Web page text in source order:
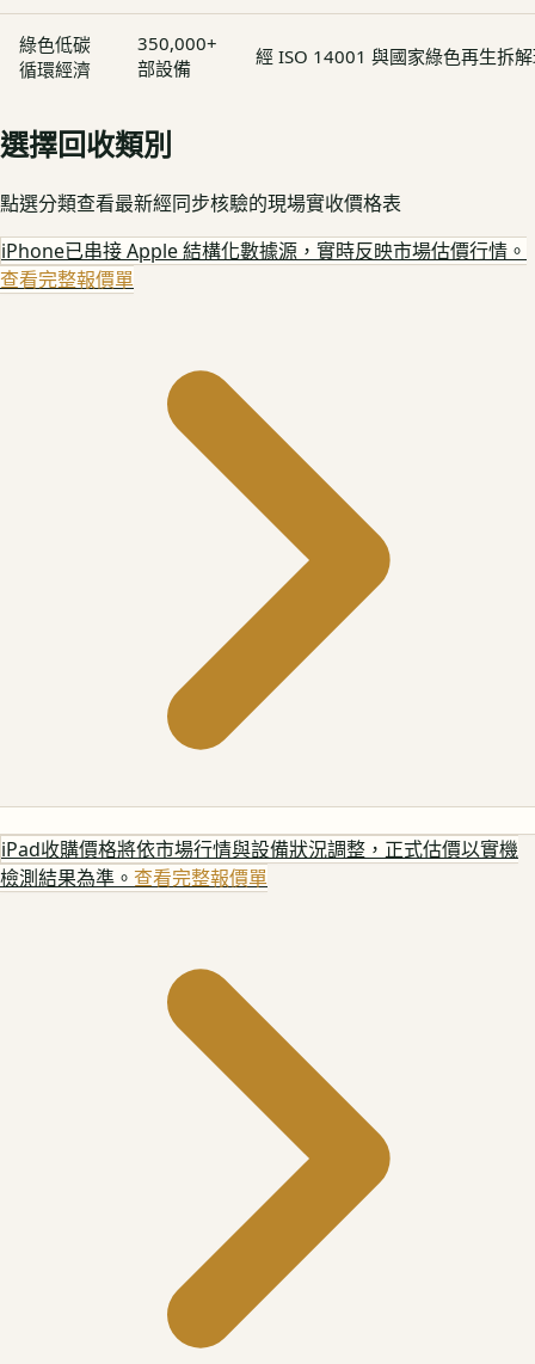
綠色低碳
循環經濟
350,000+
部設備
經 ISO 14001 與國家綠色再生拆
選擇回收類別
點選分類查看最新經同步核驗的現場實收價格表
iPhone已串接 Apple 結構化數據源，實時反映市場估價行情。
查看完整報價單
iPad收購價格將依市場行情與設備狀況調整，正式估價以實機
檢測結果為準。 查看完整報價單